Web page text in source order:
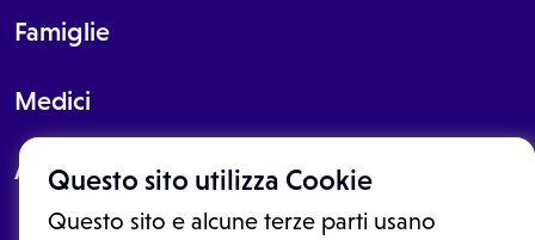
Questo sito utilizza Cookie
Questo sito e alcune terze parti usano
Famiglie
Medici
About